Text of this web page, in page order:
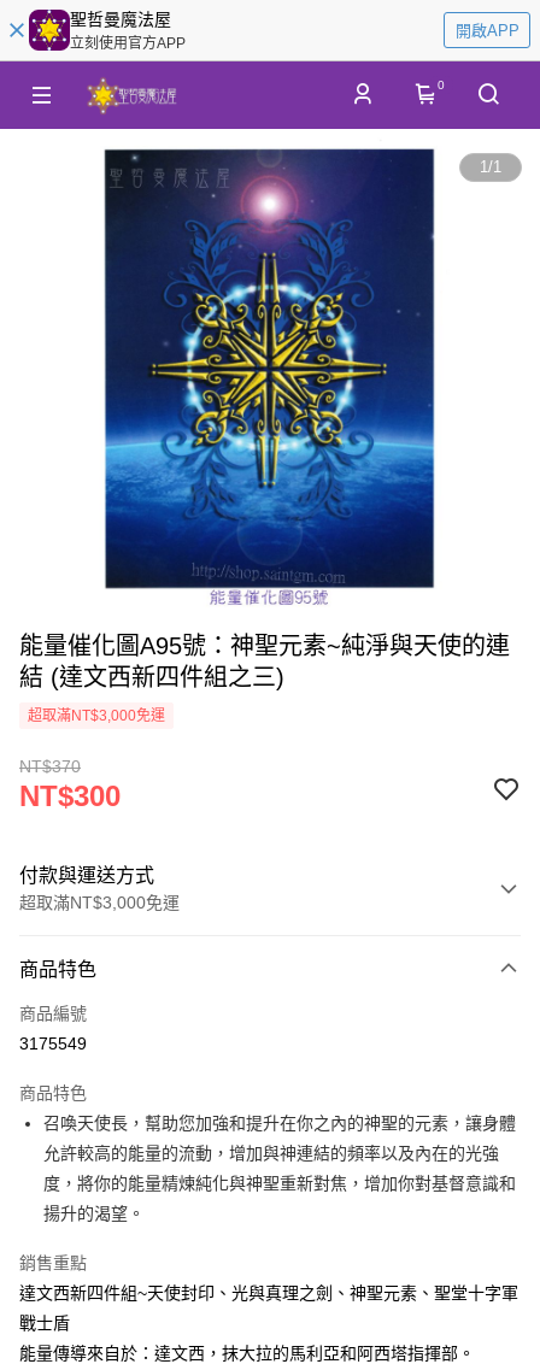
聖哲曼魔法屋
立刻使用官方APP
開啟APP
0
1/1
能量催化圖A95號：神聖元素~純淨與天使的連
結 (達文西新四件組之三)
超取滿NT$3,000免運
NT$370
NT$300
付款與運送方式
超取滿NT$3,000免運
信用卡一次付款
超商取貨付款
Apple Pay
街口支付
悠遊付
ATM付款
全家取貨付款
商品特色
商品編號
3175549
商品特色
召喚天使長，幫助您加強和提升在你之內的神聖的元素，讓身體
允許較高的能量的流動，增加與神連結的頻率以及內在的光強
度，將你的能量精煉純化與神聖重新對焦，增加你對基督意識和
揚升的渴望。
銷售重點
達文西新四件組~天使封印、光與真理之劍、神聖元素、聖堂十字軍
戰士盾
能量傳導來自於：達文西，抹大拉的馬利亞和阿西塔指揮部。